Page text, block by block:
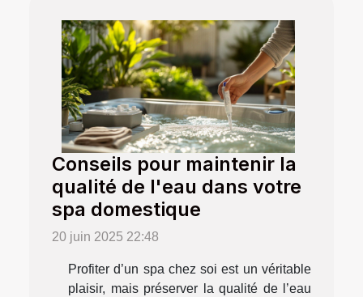
Conseils pour maintenir la
qualité de l'eau dans votre
spa domestique
20 juin 2025 22:48
Profiter d’un spa chez soi est un véritable
plaisir, mais préserver la qualité de l’eau